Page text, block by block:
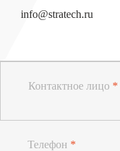
info@stratech.ru
Контактное лицо *
Телефон *